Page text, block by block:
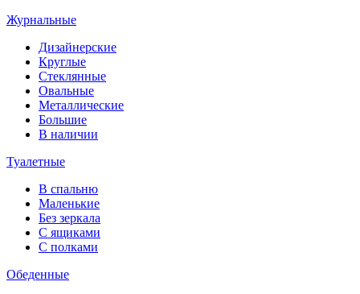
Журнальные
Дизайнерские
Круглые
Стеклянные
Овальные
Металлические
Большие
В наличии
Туалетные
В спальню
Маленькие
Без зеркала
С ящиками
С полками
Обеденные